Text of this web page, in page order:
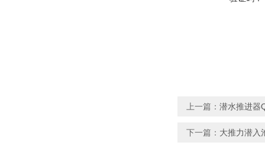
上一篇： 潜水推进器
下一篇： 大推力潜入